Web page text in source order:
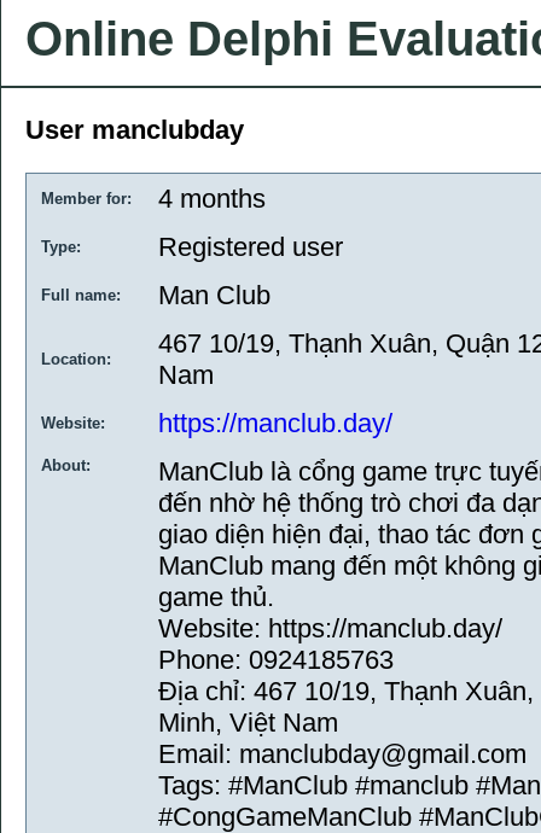
Online Delphi
User manclubday
Member for: 4 months
Type: Registered user
Full name: Man Club
Location:
467 10/19, Thạnh Xuân, Quận
Nam
Website: https://manclub.day/
About:
ManClub là cổng game trực
đến nhờ hệ thống trò chơi đa
giao diện hiện đại, thao tác đơn
ManClub mang đến một không
game thủ.
Website: https://manclub.day/
Phone: 0924185763
Địa chỉ: 467 10/19, Thạnh
Minh, Việt Nam
Email: manclubday@gmail.com
Tags: #ManClub #manclub
#CongGameManClub